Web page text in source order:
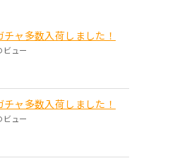
チャ多数入荷しました！
ビュー
チャ多数入荷しました！
ビュー